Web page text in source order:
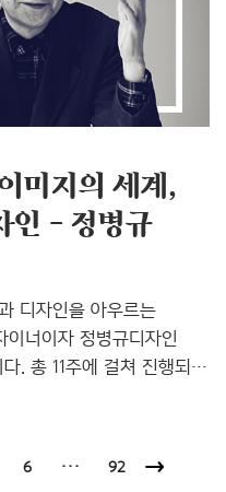
페이지 바로가기
이지 구성 - 서비스,
장점은 바로 웹 개발과
는 것입니다. 또한, 자체
미지의 세계,
인 - 정병규
디자인을 아우르는
너이자 정병규디자인
. 총 11주에 걸쳐 진행되는
있는 또 다른 이미지의
의 논지를 중심으로
6 ··· 92